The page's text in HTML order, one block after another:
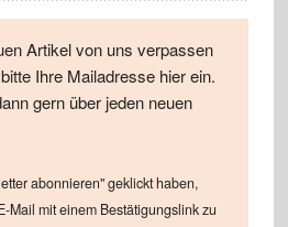
Artikel von uns verpassen
Ihre Mailadresse hier ein.
gern über jeden neuen
abonnieren" geklickt haben,
Mail mit einem Bestätigungslink zu